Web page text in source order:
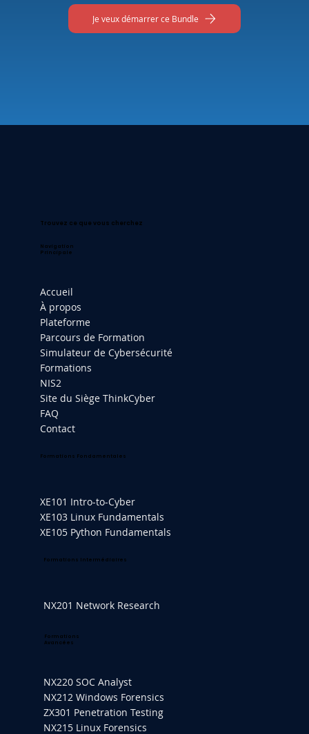
Je veux démarrer ce Bundle
Trouvez ce que vous cherchez
Navigation
Principale
Accueil
À propos
Plateforme
Parcours de Formation
Simulateur de Cybersécurité
Formations
NIS2
Site du Siège ThinkCyber
FAQ
Contact
Formations Fondamentales
XE101 Intro-to-Cyber
XE103 Linux Fundamentals
XE105 Python Fundamentals
Formations
Avancées
NX220 SOC Analyst
NX212 Windows Forensics
ZX301 Penetration Testing
NX215 Linux Forensics
Formations Intermédiaires
NX201 Network Research